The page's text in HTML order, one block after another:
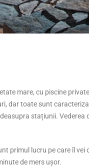
mare, cu piscine
dar toate sunt
stațiunii.
primul lucru pe care îl
de mers ușor.
pe plaja statiunii
îngrijită și
ceea...
o opțiune de